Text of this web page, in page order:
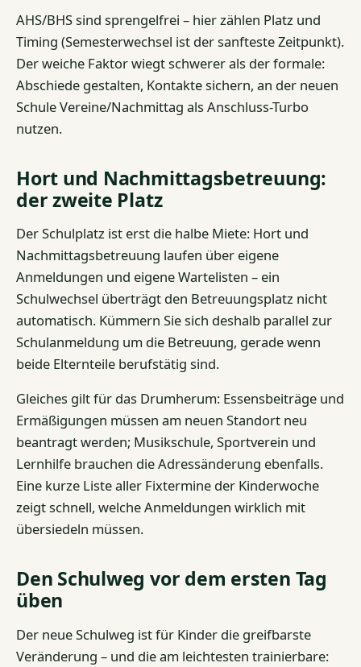
AHS/BHS sind sprengelfrei – hier zählen Platz und
Timing (Semesterwechsel ist der sanfteste Zeitpunkt).
Der weiche Faktor wiegt schwerer als der formale:
Abschiede gestalten, Kontakte sichern, an der neuen
Schule Vereine/Nachmittag als Anschluss-Turbo
nutzen.
Hort und Nachmittagsbetreuung:
der zweite Platz
Der Schulplatz ist erst die halbe Miete: Hort und
Nachmittagsbetreuung laufen über eigene
Anmeldungen und eigene Wartelisten – ein
Schulwechsel überträgt den Betreuungsplatz nicht
automatisch. Kümmern Sie sich deshalb parallel zur
Schulanmeldung um die Betreuung, gerade wenn
beide Elternteile berufstätig sind.
Gleiches gilt für das Drumherum: Essensbeiträge und
Ermäßigungen müssen am neuen Standort neu
beantragt werden; Musikschule, Sportverein und
Lernhilfe brauchen die Adressänderung ebenfalls.
Eine kurze Liste aller Fixtermine der Kinderwoche
zeigt schnell, welche Anmeldungen wirklich mit
übersiedeln müssen.
Den Schulweg vor dem ersten Tag
üben
Der neue Schulweg ist für Kinder die greifbarste
Veränderung – und die am leichtesten trainierbare: